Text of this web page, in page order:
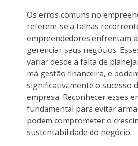
Os erros comuns no
referem-se a falhas
empreendedores enfrentam
gerenciar seus negócios.
variar desde a falta de
má gestão financeira, e
significativamente o sucesso
empresa. Reconhecer esses
fundamental para evitar
podem comprometer o
sustentabilidade do negócio.